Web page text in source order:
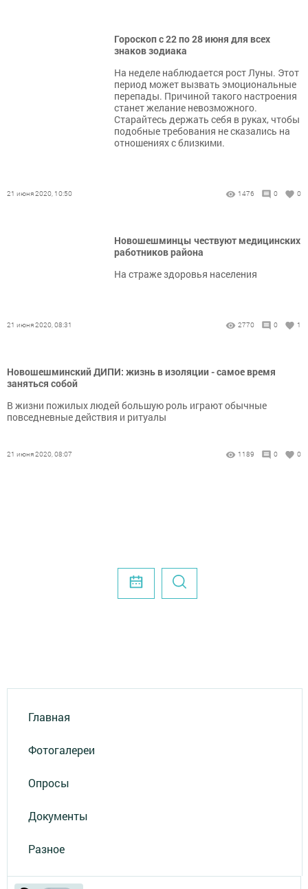
Гороскоп с 22 по 28 июня для всех
знаков зодиака
На неделе наблюдается рост Луны. Этот
период может вызвать эмоциональные
перепады. Причиной такого настроения
станет желание невозможного.
Старайтесь держать себя в руках, чтобы
подобные требования не сказались на
отношениях с близкими.
21 июня 2020, 10:50 1476 0 0
Новошешминцы чествуют медицинских
работников района
На страже здоровья населения
21 июня 2020, 08:31 2770 0 1
Новошешминский ДИПИ: жизнь в изоляции - самое время
заняться собой
В жизни пожилых людей большую роль играют обычные
повседневные действия и ритуалы
21 июня 2020, 08:07 1189 0 0
Главная
Фотогалереи
Опросы
Документы
Разное